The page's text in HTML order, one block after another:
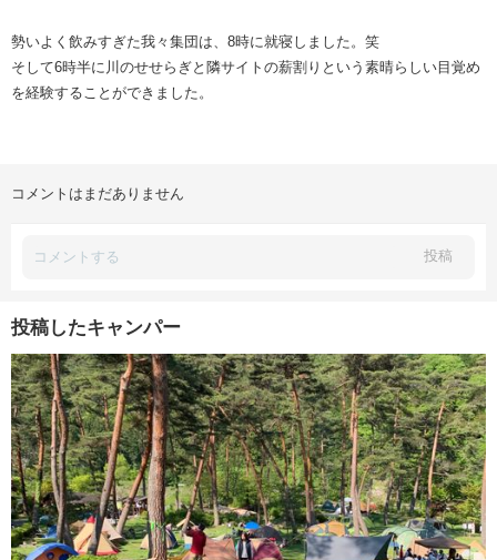
勢いよく飲みすぎた我々集団は、8時に就寝しました。笑
そして6時半に川のせせらぎと隣サイトの薪割りという素晴らしい目覚め
を経験することができました。
コメントはまだありません
投稿
投稿したキャンパー